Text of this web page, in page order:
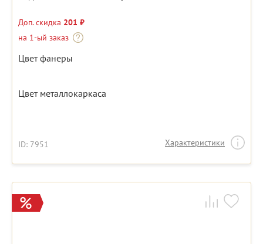
Доп. скидка 201 ₽
на 1-ый заказ
Цвет фанеры
Цвет металлокаркаса
ID: 7951 Характеристики